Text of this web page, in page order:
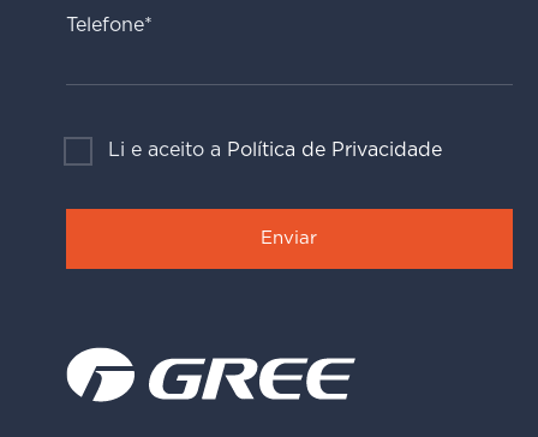
Telefone*
Li e aceito a Política de Privacidade